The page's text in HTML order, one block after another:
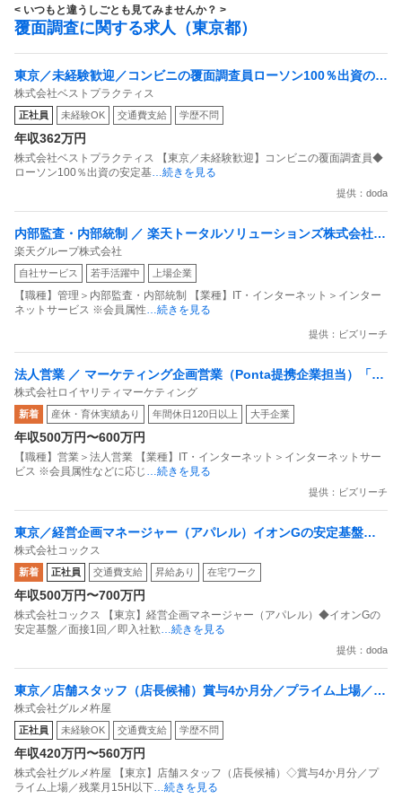
< いつもと違うしごとも見てみませんか？ >
覆面調査に関する求人（東京都）
東京／未経験歓迎／コンビニの覆面調査員ローソン100％出資の安
定基盤／月５日在宅／残業月10時間
株式会社ベストプラクティス
正社員 未経験OK 交通費支給 学歴不問
年収362万円
株式会社ベストプラクティス 【東京／未経験歓迎】コンビニの覆面調査員◆
ローソン100％出資の安定基 …続きを見る
提供：doda
内部監査・内部統制 ／ 楽天トータルソリューションズ株式会社
戦略事業コンプライアンス支援部 業務統制支援課：ショップコン
プライアンス推進担当（SBCSD）
楽天グループ株式会社
自社サービス 若手活躍中 上場企業
【職種】管理＞内部監査・内部統制 【業種】IT・インターネット＞インター
ネットサービス ※会員属性 …続きを見る
提供：ビズリーチ
法人営業 ／ マーケティング企画営業（Ponta提携企業担当）「国
内最大級の共通ポイントサービスを展開／無駄のない消費社会を
目指すデータマーケティングカンパニー」
株式会社ロイヤリティマーケティング
新着 産休・育休実績あり 年間休日120日以上 大手企業
年収500万円〜600万円
【職種】営業＞法人営業 【業種】IT・インターネット＞インターネットサー
ビス ※会員属性などに応じ
…続きを見る
提供：ビズリーチ
東京／経営企画マネージャー（アパレル）イオンGの安定基盤／
面接1回／即入社歓迎
株式会社コックス
新着 正社員 交通費支給 昇給あり 在宅ワーク
年収500万円〜700万円
株式会社コックス 【東京】経営企画マネージャー（アパレル）◆イオンGの
安定基盤／面接1回／即入社歓 …続きを見る
提供：doda
東京／店舗スタッフ（店長候補）賞与4か月分／プライム上場／残
業月15H以下／新店オープン多数
株式会社グルメ杵屋
正社員 未経験OK 交通費支給 学歴不問
年収420万円〜560万円
株式会社グルメ杵屋 【東京】店舗スタッフ（店長候補）◇賞与4か月分／プ
ライム上場／残業月15H以下 …続きを見る